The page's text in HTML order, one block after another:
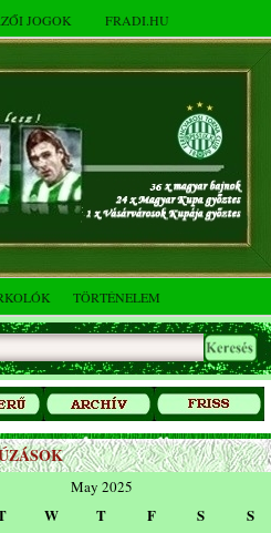
JOGOK FRADI.HU
TÖRTÉNELEM
May 2025
W T F S S